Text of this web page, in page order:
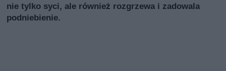
nie tylko syci, ale również rozgrzewa i zadowala
podniebienie.